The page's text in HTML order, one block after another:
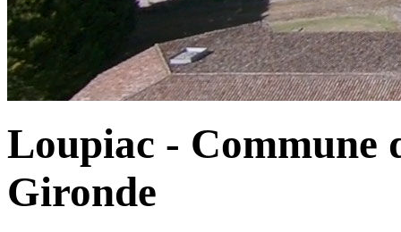
Loupiac - Commune
Gironde